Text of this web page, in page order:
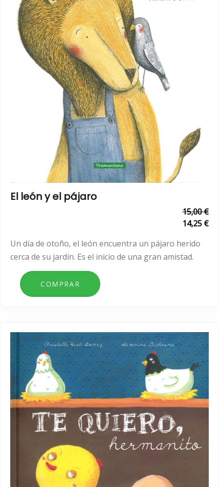
El león y el pájaro
15,00 €
14,25 €
Un día de otoño, el león encuentra un pájaro herido
cerca de su jardín. Es el inicio de una gran amistad.